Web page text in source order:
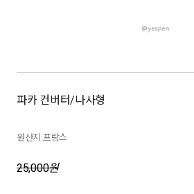
파카 컨버터/나사형
원산지:프랑스
25,000원